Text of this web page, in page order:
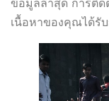
ข้อมูลล่าสุด การติด
เนื้อหาของคุณได้รั